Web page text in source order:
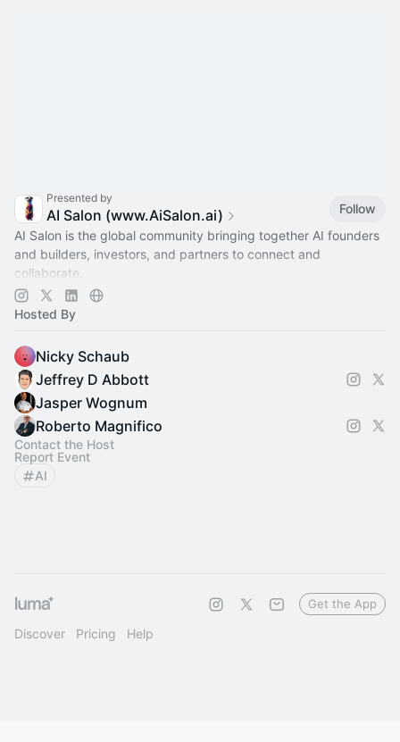
Presented by
AI Salon (www.AiSalon.ai)
Follow
AI Salon is the global community bringing together AI founders
and builders, investors, and partners to connect and
collaborate.
Decentralized, chapter-based. Launch a chapter in your city!
Hosted By
Nicky Schaub
Jeffrey D Abbott
Jasper Wognum
Roberto Magnifico
Contact the Host
Report Event
AI
Discover Pricing Help
Get the App